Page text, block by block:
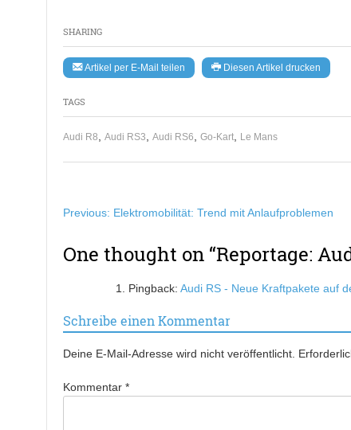
SHARING
Artikel per E-Mail teilen Diesen Artikel drucken
TAGS
Audi R8 Audi RS3 Audi RS6 Go-Kart, Le Mans
Beitragsnavigation
Previous: Elektromobilität: Trend mit Anlaufproblemen
One thought on “Reportage:
Pingback: Audi RS - Neue Kraftpakete auf
Schreibe einen Kommentar
Deine E-Mail-Adresse wird nicht veröffentlicht.
Kommentar *